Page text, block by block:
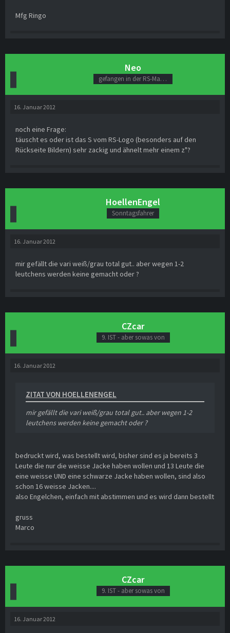
Mfg Ringo
Neo
gefangen in der RS-Matrix
16. Januar 2012
noch eine Frage:
täuscht es oder ist das S vom RS-Logo (besonders auf den
Rückseite Bildern) sehr zackig und ähnelt mehr einem z"?
HoellenEngel
Sonntagsfahrer
16. Januar 2012
mir gefällt die vari weiß/grau total gut.. aber wegen 1-2
leutchens werden keine gemacht oder ?
CZcar
9. IST - aber sowas von
16. Januar 2012
ZITAT VON HOELLENENGEL
mir gefällt die vari weiß/grau total gut.. aber wegen 1-2
leutchens werden keine gemacht oder ?
bedruckt wird, was bestellt wird, bisher sind es ja bereits 3
Leute die nur die weisse Jacke haben wollen und 13 Leute die
eine weisse UND eine schwarze Jacke haben wollen, sind also
schon 16 weisse Jacken....
also Engelchen, einfach mit abstimmen und es wird dann bestellt
gruss
Marco
CZcar
9. IST - aber sowas von
16. Januar 2012